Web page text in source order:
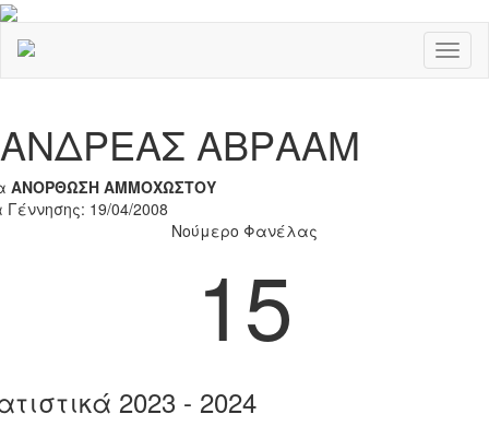
ΑΝΔΡΕΑΣ ΑΒΡΑΑΜ
ΑΝΟΡΘΩΣΗ ΑΜΜΟΧΩΣΤΟΥ
Γέννησης: 19/04/2008
Νούμερο Φανέλας
15
2023 - 2024